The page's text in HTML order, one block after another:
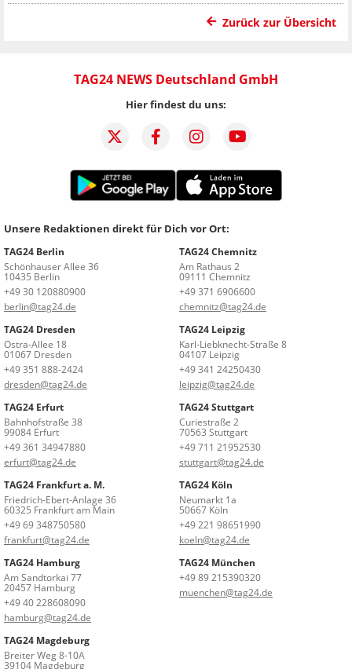
Zurück zur Übersicht
TAG24 NEWS Deutschland GmbH
Hier findest du uns:
Unsere Redaktionen direkt für Dich vor Ort:
TAG24 Berlin
Schönhauser Allee 36
10435 Berlin
+49 30 120880900
berlin@tag24.de
TAG24 Chemnitz
Am Rathaus 2
09111 Chemnitz
+49 371 6906600
chemnitz@tag24.de
TAG24 Dresden
Ostra-Allee 18
01067 Dresden
+49 351 888-2424
dresden@tag24.de
TAG24 Leipzig
Karl-Liebknecht-Straße 8
04107 Leipzig
+49 341 24250430
leipzig@tag24.de
TAG24 Erfurt
Bahnhofstraße 38
99084 Erfurt
+49 361 34947880
erfurt@tag24.de
TAG24 Stuttgart
Curiestraße 2
70563 Stuttgart
+49 711 21952530
stuttgart@tag24.de
TAG24 Frankfurt a. M.
Friedrich-Ebert-Anlage 36
60325 Frankfurt am Main
+49 69 348750580
frankfurt@tag24.de
TAG24 Köln
Neumarkt 1a
50667 Köln
+49 221 98651990
koeln@tag24.de
TAG24 Hamburg
Am Sandtorkai 77
20457 Hamburg
+49 40 228608090
hamburg@tag24.de
TAG24 München
+49 89 215390320
muenchen@tag24.de
TAG24 Magdeburg
Breiter Weg 8-10A
39104 Magdeburg